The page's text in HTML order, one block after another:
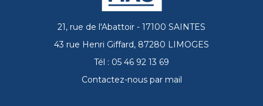
21, rue de l'Abattoir - 17100 SAINTES
43 rue Henri Giffard, 87280 LIMOGES
Tél : 05 46 92 13 69
Contactez-nous par mail